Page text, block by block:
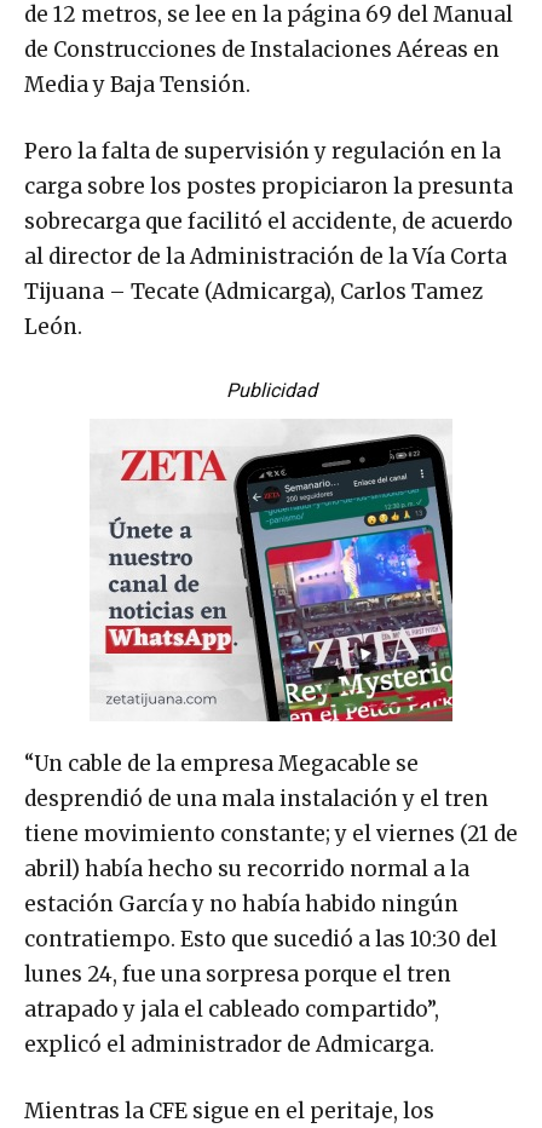
de 12 metros, se lee en la página 69 del Manual
de Construcciones de Instalaciones Aéreas en
Media y Baja Tensión.
Pero la falta de supervisión y regulación en la
carga sobre los postes propiciaron la presunta
sobrecarga que facilitó el accidente, de acuerdo
al director de la Administración de la Vía Corta
Tijuana – Tecate (Admicarga), Carlos Tamez
León.
Publicidad
“Un cable de la empresa Megacable se
desprendió de una mala instalación y el tren
tiene movimiento constante; y el viernes (21 de
abril) había hecho su recorrido normal a la
estación García y no había habido ningún
contratiempo. Esto que sucedió a las 10:30 del
lunes 24, fue una sorpresa porque el tren
atrapado y jala el cableado compartido”,
explicó el administrador de Admicarga.
Mientras la CFE sigue en el peritaje, los